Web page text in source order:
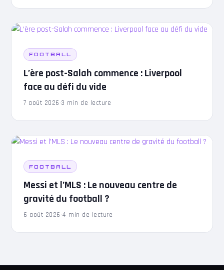
FOOTBALL
L’ère post-Salah commence : Liverpool
face au défi du vide
7 août 2026·3 min de lecture
FOOTBALL
Messi et l’MLS : Le nouveau centre de
gravité du football ?
6 août 2026·4 min de lecture